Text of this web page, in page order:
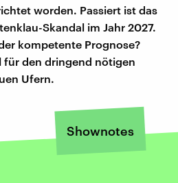
worden. Passiert ist das
Skandal im Jahr 2027.
kompetente Prognose?
für den dringend nötigen
Ufern.
Shownotes